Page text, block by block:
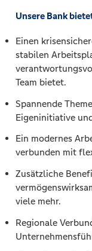
Unsere Bank
Einen
stabilen
Team bietet.
Spannende
Eigeninitiative
Ein modernes
verbunden mit
Zusätzliche
viele mehr.
Regionale